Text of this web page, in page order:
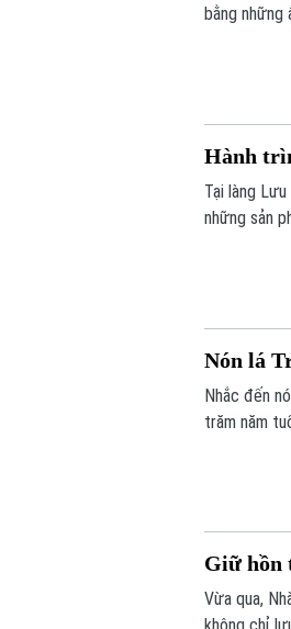
bằng
Hành
Tại làng
những sản
Nón lá
Nhắc đến
trăm năm
Giữ hồn
Vừa qua,